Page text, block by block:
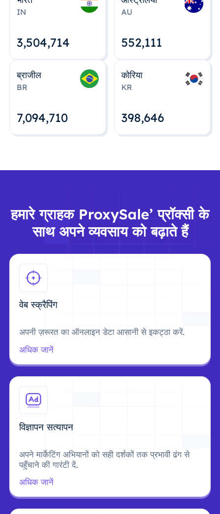
IN
3,504,715
AU
552,112
ब्राजील
BR
7,094,712
कोरिया
KR
398,648
हमारे ग्राहक ProxySale’ प्रॉक्सी के
साथ अपने व्यवसाय को बढ़ाते हैं
वेब स्क्रैपिंग
अपनी ज़रूरत का ऑनलाइन डेटा आसानी से इकट्ठा करें.
अधिक जानें
विज्ञापन सत्यापन
अपने मार्केटिंग अभियानों को सही दर्शकों तक प्रभावी ढंग से
पहुँचाने की गारंटी दें.
अधिक जानें